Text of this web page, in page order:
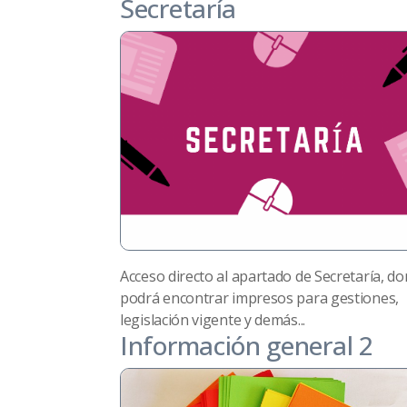
Secretaría
Acceso directo al apartado de Secretaría,
podrá encontrar impresos para gestiones,
legislación vigente y demás...
Información general 2